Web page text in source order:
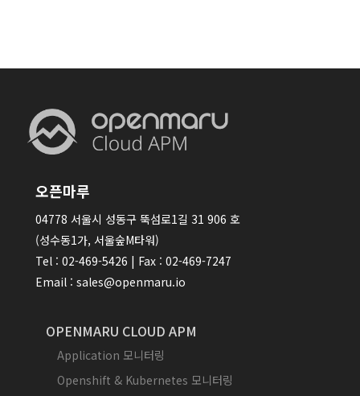
오픈마루
04778 서울시 성동구 뚝섬로1길 31 906 호
(성수동1가, 서울숲M타워)
Tel : 02-469-5426 | Fax : 02-469-7247
Email : sales@openmaru.io
OPENMARU CLOUD APM
Application 모니터링
Openshift & Kubernetes 모니터링